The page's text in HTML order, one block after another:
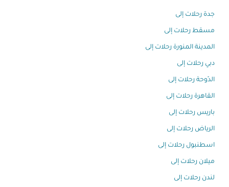
جدة رحلات إلى
مسقط رحلات إلى
المدينة المنورة رحلات إلى
دبي رحلات إلى
الدّوحة رحلات إلى
القاهرة رحلات إلى
باريس رحلات إلى
الرياض رحلات إلى
اسطنبول رحلات إلى
ميلان رحلات إلى
لندن رحلات إلى